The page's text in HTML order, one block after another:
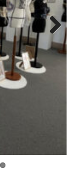
Next